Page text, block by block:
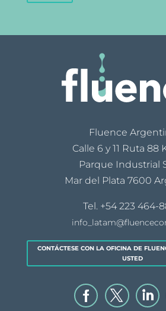
Fluence
Calle 6 y 11 Ruta 88
Parque Industrial
Mar del Plata 7600
Tel. +54 223 464-
CONTÁCTESE CON LA OFICINA DE
USTED